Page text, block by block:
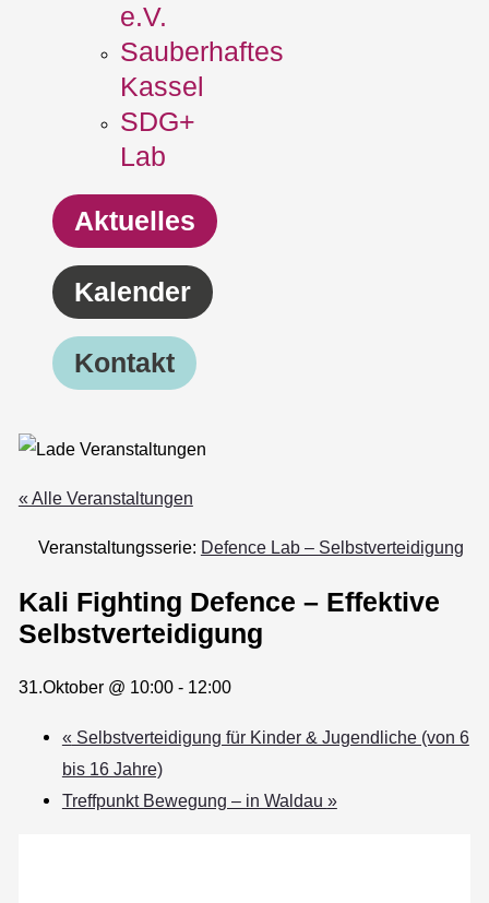
e.V.
Sauberhaftes
Kassel
SDG+
Lab
Aktuelles
Kalender
Kontakt
« Alle Veranstaltungen
Veranstaltungsserie: Defence Lab – Selbstverteidigung
Kali Fighting Defence – Effektive
Selbstverteidigung
31.Oktober @ 10:00- 12:00
« Selbstverteidigung für Kinder & Jugendliche (von 6
bis 16 Jahre)
Treffpunkt Bewegung – in Waldau »